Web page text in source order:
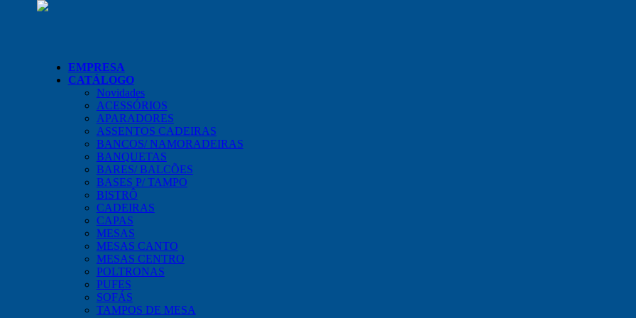
EMPRESA
CATÁLOGO
Novidades
ACESSÓRIOS
APARADORES
ASSENTOS CADEIRAS
BANCOS/ NAMORADEIRAS
BANQUETAS
BARES/ BALCÕES
BASES P/ TAMPO
BISTRÔ
CADEIRAS
CAPAS
MESAS
MESAS CANTO
MESAS CENTRO
POLTRONAS
PUFES
SOFÁS
TAMPOS DE MESA